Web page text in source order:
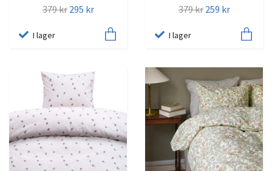
379 kr 295 kr
I lager
379 kr 259 kr
I lager